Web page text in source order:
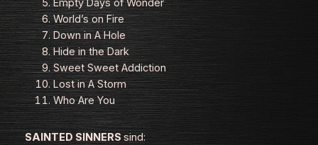
Empty Days of Wonder
World’s on Fire
Down in A Hole
Hide in the Dark
Sweet Sweet Addiction
Lost in A Storm
Who Are You
SAINTED SINNERS sind: